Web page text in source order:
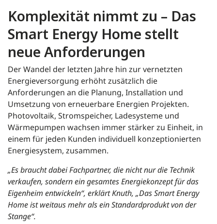
Komplexität nimmt zu – Das
Smart Energy Home stellt
neue Anforderungen
Der Wandel der letzten Jahre hin zur vernetzten
Energieversorgung erhöht zusätzlich die
Anforderungen an die Planung, Installation und
Umsetzung von erneuerbare Energien Projekten.
Photovoltaik, Stromspeicher, Ladesysteme und
Wärmepumpen wachsen immer stärker zu Einheit, in
einem für jeden Kunden individuell konzeptionierten
Energiesystem, zusammen.
„Es braucht dabei Fachpartner, die nicht nur die Technik
verkaufen, sondern ein gesamtes Energiekonzept für das
Eigenheim entwickeln“, erklärt Knuth, „Das Smart Energy
Home ist weitaus mehr als ein Standardprodukt von der
Stange“.